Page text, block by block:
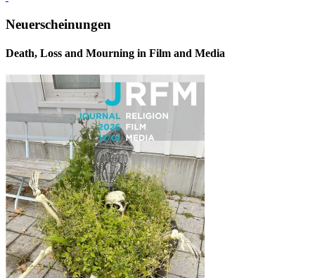
Neuerscheinungen
Death, Loss and Mourning in Film and Media